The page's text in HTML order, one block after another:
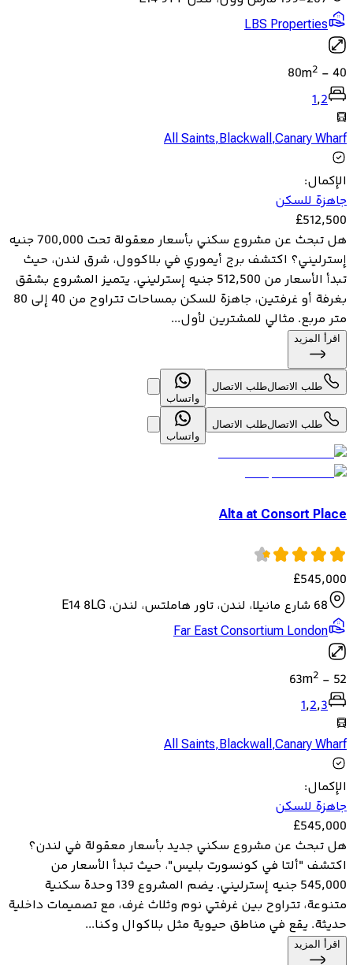
LBS Properties
40
-
80m2
1,2
All Saints,Blackwall,Canary Wharf
الإكمال:
جاهزة للسكن
£512,500
هل تبحث عن مشروع سكني بأسعار معقولة تحت 700,000 جنيه
إسترليني؟ اكتشف برج أيموري في بلاكوول، شرق لندن، حيث
تبدأ الأسعار من 512,500 جنيه إسترليني. يتميز المشروع بشقق
بغرفة أو غرفتين، جاهزة للسكن بمساحات تتراوح من 40 إلى 80
متر مربع. مثالي للمشترين لأول...
اقرأ المزيد
طلب الاتصالطلب الاتصال
واتساب
طلب الاتصالطلب الاتصال
واتساب
Alta at Consort Place
£545,000
68 شارع مانيلا، لندن، تاور هاملتس، لندن، E14 8LG
Far East Consortium London
52
-
63m2
1,2,3
All Saints,Blackwall,Canary Wharf
الإكمال:
جاهزة للسكن
£545,000
هل تبحث عن مشروع سكني جديد بأسعار معقولة في لندن؟
اكتشف "ألتا في كونسورت بليس"، حيث تبدأ الأسعار من
545,000 جنيه إسترليني. يضم المشروع 139 وحدة سكنية
متنوعة، تتراوح بين غرفتي نوم وثلاث غرف، مع تصميمات داخلية
حديثة. يقع في مناطق حيوية مثل بلاكوال وكنا...
اقرأ المزيد